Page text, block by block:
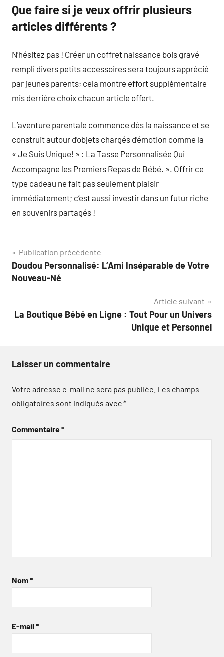
Que faire si je veux offrir plusieurs
articles différents ?
N’hésitez pas ! Créer un coffret naissance bois gravé
rempli divers petits accessoires sera toujours apprécié
par jeunes parents; cela montre effort supplémentaire
mis derrière choix chacun article offert.
L’aventure parentale commence dès la naissance et se
construit autour d’objets chargés d’émotion comme la
« Je Suis Unique! » : La Tasse Personnalisée Qui
Accompagne les Premiers Repas de Bébé. ». Offrir ce
type cadeau ne fait pas seulement plaisir
immédiatement; c’est aussi investir dans un futur riche
en souvenirs partagés !
Navigation
de
Publication précédente
Doudou Personnalisé: L’Ami Inséparable de Votre
Nouveau-Né
Article suivant
La Boutique Bébé en Ligne : Tout Pour un Univers
Unique et Personnel
Laisser un commentaire
Votre adresse e-mail ne sera pas publiée. Les champs
obligatoires sont indiqués avec*
Commentaire*
Nom*
E-mail *